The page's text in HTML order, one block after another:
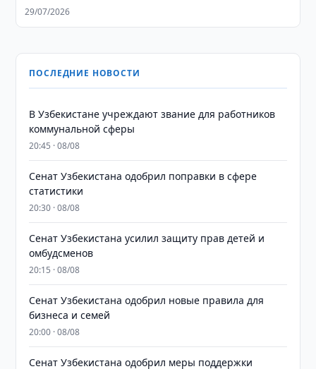
29/07/2026
ПОСЛЕДНИЕ НОВОСТИ
В Узбекистане учреждают звание для работников
коммунальной сферы
20:45 · 08/08
Сенат Узбекистана одобрил поправки в сфере
статистики
20:30 · 08/08
Сенат Узбекистана усилил защиту прав детей и
омбудсменов
20:15 · 08/08
Сенат Узбекистана одобрил новые правила для
бизнеса и семей
20:00 · 08/08
Сенат Узбекистана одобрил меры поддержки